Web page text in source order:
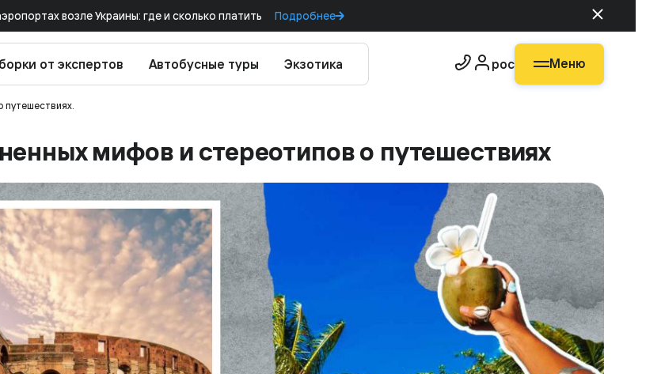
возле Украины: где и сколько платить Подробнее
от экспертов Автобусные туры Экзотика рос Меню
путешествиях.
мифов и стереотипов о путешествиях